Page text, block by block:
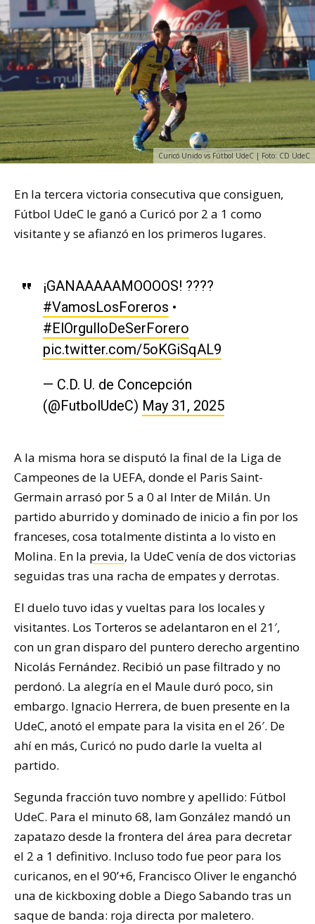
Curicó Unido vs Fútbol UdeC | Foto: CD UdeC
En la tercera victoria consecutiva que consiguen,
Fútbol UdeC le ganó a Curicó por 2 a 1 como
visitante y se afianzó en los primeros lugares.
¡GANAAAAAMOOOOS! ????
#VamosLosForeros •
#ElOrgulloDeSerForero
pic.twitter.com/5oKGiSqAL9
— C.D. U. de Concepción
(@FutbolUdeC) May 31, 2025
A la misma hora se disputó la final de la Liga de
Campeones de la UEFA, donde el Paris Saint-
Germain arrasó por 5 a 0 al Inter de Milán. Un
partido aburrido y dominado de inicio a fin por los
franceses, cosa totalmente distinta a lo visto en
Molina. En la previa, la UdeC venía de dos victorias
seguidas tras una racha de empates y derrotas.
El duelo tuvo idas y vueltas para los locales y
visitantes. Los Torteros se adelantaron en el 21′,
con un gran disparo del puntero derecho argentino
Nicolás Fernández. Recibió un pase filtrado y no
perdonó. La alegría en el Maule duró poco, sin
embargo. Ignacio Herrera, de buen presente en la
UdeC, anotó el empate para la visita en el 26′. De
ahí en más, Curicó no pudo darle la vuelta al
partido.
Segunda fracción tuvo nombre y apellido: Fútbol
UdeC. Para el minuto 68, Iam González mandó un
zapatazo desde la frontera del área para decretar
el 2 a 1 definitivo. Incluso todo fue peor para los
curicanos, en el 90’+6, Francisco Oliver le enganchó
una de kickboxing doble a Diego Sabando tras un
saque de banda: roja directa por maletero.